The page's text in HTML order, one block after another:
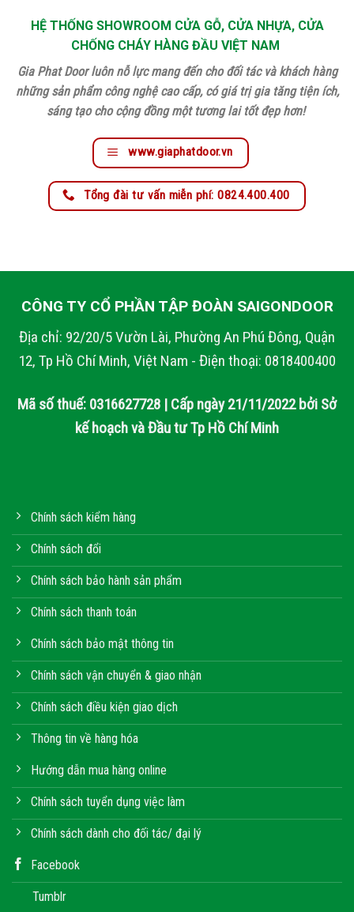
HỆ THỐNG SHOWROOM CỬA GỖ, CỬA NHỰA, CỬA
CHỐNG CHÁY HÀNG ĐẦU VIỆT NAM
Gia Phat Door luôn nỗ lực mang đến cho đối tác và khách hàng
những sản phẩm công nghệ cao cấp, có giá trị gia tăng tiện ích,
sáng tạo cho cộng đồng một tương lai tốt đẹp hơn!
www.giaphatdoor.vn
Tổng đài tư vấn miễn phí: 0824.400.400
CÔNG TY CỔ PHẦN TẬP ĐOÀN SAIGONDOOR
Địa chỉ: 92/20/5 Vườn Lài, Phường An Phú Đông, Quận
12, Tp Hồ Chí Minh, Việt Nam - Điện thoại: 0818400400
Mã số thuế: 0316627728 | Cấp ngày 21/11/2022 bởi Sở
kế hoạch và Đầu tư Tp Hồ Chí Minh
Chính sách kiểm hàng
Chính sách đổi
Chính sách bảo hành sản phẩm
Chính sách thanh toán
Chính sách bảo mật thông tin
Chính sách vận chuyển & giao nhận
Chính sách điều kiện giao dịch
Thông tin về hàng hóa
Hướng dẫn mua hàng online
Chính sách tuyển dụng việc làm
Chính sách dành cho đối tác/ đại lý
Facebook
Tumblr